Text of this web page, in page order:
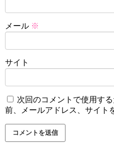
メール ※
サイト
次回のコメントで使用す
前、メールアドレス、サイト